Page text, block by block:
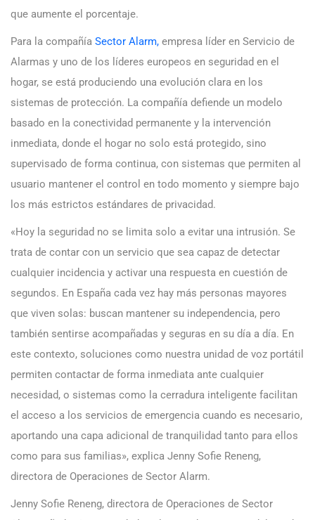
que aumente el porcentaje.
Para la compañía Sector Alarm, empresa líder en Servicio de
Alarmas y uno de los líderes europeos en seguridad en el
hogar, se está produciendo una evolución clara en los
sistemas de protección. La compañía defiende un modelo
basado en la conectividad permanente y la intervención
inmediata, donde el hogar no solo está protegido, sino
supervisado de forma continua, con sistemas que permiten al
usuario mantener el control en todo momento y siempre bajo
los más estrictos estándares de privacidad.
«Hoy la seguridad no se limita solo a evitar una intrusión. Se
trata de contar con un servicio que sea capaz de detectar
cualquier incidencia y activar una respuesta en cuestión de
segundos. En España cada vez hay más personas mayores
que viven solas: buscan mantener su independencia, pero
también sentirse acompañadas y seguras en su día a día. En
este contexto, soluciones como nuestra unidad de voz portátil
permiten contactar de forma inmediata ante cualquier
necesidad, o sistemas como la cerradura inteligente facilitan
el acceso a los servicios de emergencia cuando es necesario,
aportando una capa adicional de tranquilidad tanto para ellos
como para sus familias», explica Jenny Sofie Reneng,
directora de Operaciones de Sector Alarm.
Jenny Sofie Reneng, directora de Operaciones de Sector